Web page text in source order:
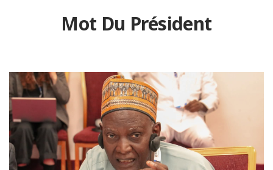
Mot Du Président